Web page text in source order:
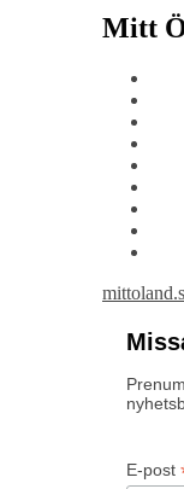
Mitt
E-post